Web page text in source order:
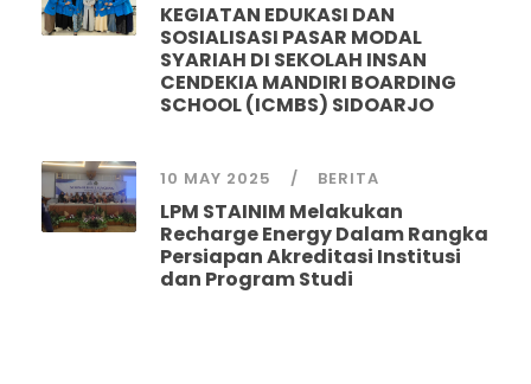
KEGIATAN EDUKASI DAN
SOSIALISASI PASAR MODAL
SYARIAH DI SEKOLAH INSAN
CENDEKIA MANDIRI BOARDING
SCHOOL (ICMBS) SIDOARJO
10 MAY 2025 BERITA
LPM STAINIM Melakukan
Recharge Energy Dalam Rangka
Persiapan Akreditasi Institusi
dan Program Studi